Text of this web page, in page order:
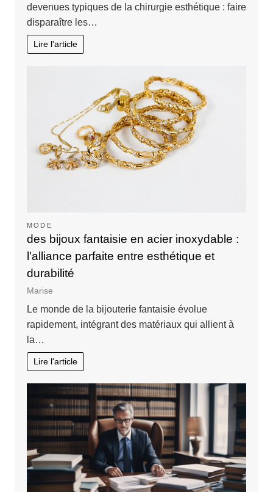
devenues typiques de la chirurgie esthétique : faire
disparaître les…
Lire l'article
MODE
des bijoux fantaisie en acier inoxydable :
l’alliance parfaite entre esthétique et
durabilité
Marise
Le monde de la bijouterie fantaisie évolue
rapidement, intégrant des matériaux qui allient à
la…
Lire l'article